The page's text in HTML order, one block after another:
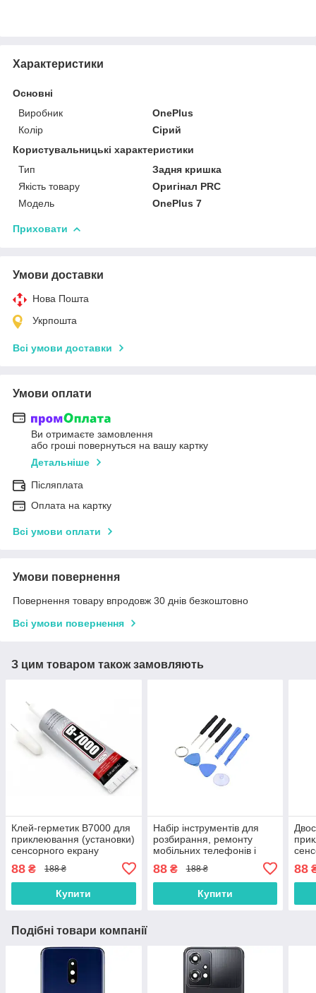
Характеристики
Основні
Виробник
OnePlus
Колір
Сірий
Користувальницькі характеристики
Тип
Задня кришка
Якість товару
Оригінал PRC
Мoдель
OnePlus 7
Приховати
Умови доставки
Нова Пошта
Укрпошта
Всі умови доставки
Умови оплати
Ви отримаєте замовлення
або гроші повернуться на вашу картку
Детальніше
Післяплата
Оплата на картку
Всі умови оплати
Умови повернення
Повернення товару впродовж 30 днів безкоштовно
Всі умови повернення
З цим товаром також замовляють
Клей-герметик B7000 для
приклеювання (установки)
сенсорного екрану
(модуля) 15 мл
88 ₴ 188 ₴
Купити
Набір інструментів для
розбирання, ремонту
мобільних телефонів і
88₴ 188 ₴
Купити
88
Подібні товари компанії